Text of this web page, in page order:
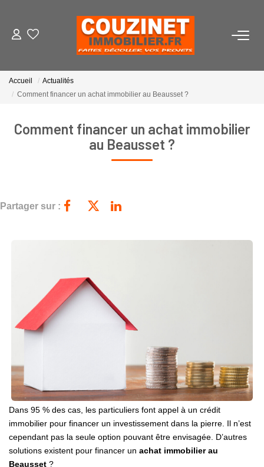
LOCATIONS
ESTIMATION
Notre Équipe
NOS BIENS VENDUS
CONTACT
Accueil
Actualités
Comment financer un achat immobilier au Beausset ?
Comment financer un achat immobilier
au Beausset ?
Partager sur :
Dans 95 % des cas, les particuliers font appel à un crédit
immobilier pour financer un investissement dans la pierre. Il n’est
cependant pas la seule option pouvant être envisagée. D’autres
solutions existent pour financer un achat immobilier au
Beausset ?